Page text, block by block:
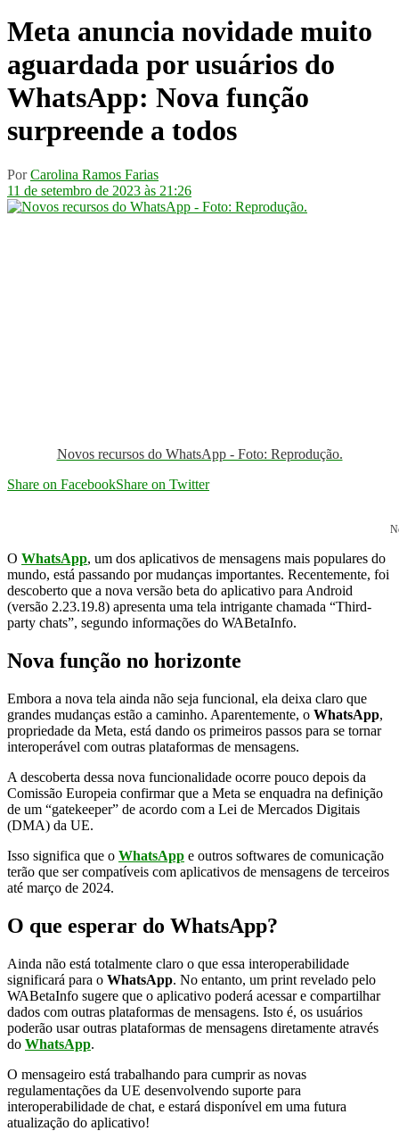
Meta anuncia novidade muito
aguardada por usuários do
WhatsApp: Nova função
surpreende a todos
Por Carolina Ramos Farias
11 de setembro de 2023 às 21:26
Novos recursos do WhatsApp - Foto: Reprodução.
Share on FacebookShare on Twitter
O WhatsApp, um dos aplicativos de mensagens mais populares do
mundo, está passando por mudanças importantes. Recentemente, foi
descoberto que a nova versão beta do aplicativo para Android
(versão 2.23.19.8) apresenta uma tela intrigante chamada “Third-
party chats”, segundo informações do WABetaInfo.
Nova função no horizonte
Embora a nova tela ainda não seja funcional, ela deixa claro que
grandes mudanças estão a caminho. Aparentemente, o WhatsApp,
propriedade da Meta, está dando os primeiros passos para se tornar
interoperável com outras plataformas de mensagens.
A descoberta dessa nova funcionalidade ocorre pouco depois da
Comissão Europeia confirmar que a Meta se enquadra na definição
de um “gatekeeper” de acordo com a Lei de Mercados Digitais
(DMA) da UE.
Isso significa que o WhatsApp e outros softwares de comunicação
terão que ser compatíveis com aplicativos de mensagens de terceiros
até março de 2024.
O que esperar do WhatsApp?
Ainda não está totalmente claro o que essa interoperabilidade
significará para o WhatsApp. No entanto, um print revelado pelo
WABetaInfo sugere que o aplicativo poderá acessar e compartilhar
dados com outras plataformas de mensagens. Isto é, os usuários
poderão usar outras plataformas de mensagens diretamente através
do WhatsApp.
O mensageiro está trabalhando para cumprir as novas
regulamentações da UE desenvolvendo suporte para
interoperabilidade de chat, e estará disponível em uma futura
atualização do aplicativo!